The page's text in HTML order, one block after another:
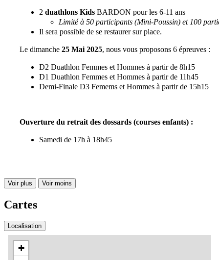
2 duathlons Kids BARDON pour les 6-11 ans
Limité à 50 participants (Mini-Poussin) et 100
Il sera possible de se restaurer sur place.
Le dimanche 25 Mai 2025, nous vous proposons 6 épreuves :
D2 Duathlon Femmes et Hommes à partir de 8h15
D1 Duathlon Femmes et Hommes à partir de 11h45
Demi-Finale D3 Femems et Hommes à partir de 15h15
Ouverture du retrait des dossards (courses enfants) :
Samedi de 17h à 18h45
Voir plus Voir moins
Cartes
Localisation